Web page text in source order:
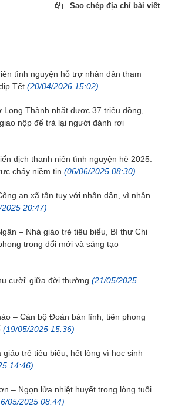
Sao chép địa chỉ bài viết
tình nguyện hỗ trợ nhân dân tham
Tết (20/04/2026 15:02)
Long Thành nhặt được 37 triệu đồng,
nộp để trả lại người đánh rơi
dịch thanh niên tình nguyện hè 2025:
cháy niềm tin (06/06/2025 08:30)
an xã tận tụy với nhân dân, vì nhân
20:47)
– Nhà giáo trẻ tiêu biểu, Bí thư Chi
trong đổi mới và sáng tạo
cười' giữa đời thường (21/05/2025
– Cán bộ Đoàn bản lĩnh, tiên phong
(19/05/2025 15:36)
giáo trẻ tiêu biểu, hết lòng vì học sinh
14:46)
– Ngọn lửa nhiệt huyết trong lòng tuổi
05/2025 08:44)